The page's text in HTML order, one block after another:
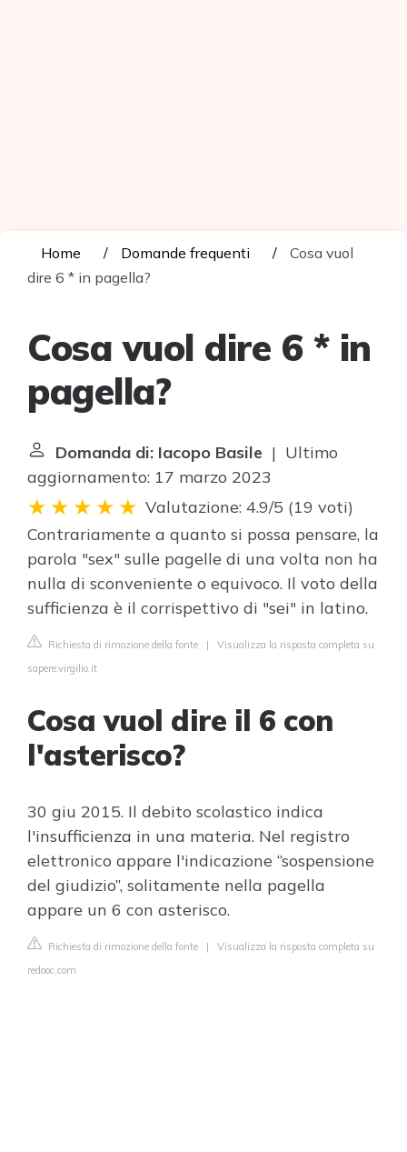
Home Domande frequenti
Cosa vuol
dire 6 * in pagella?
Cosa vuol dire 6 * in
pagella?
Domanda di: Iacopo Basile | Ultimo
aggiornamento: 17 marzo 2023
Valutazione: 4.9/5 (19 voti)
Contrariamente a quanto si possa pensare, la
parola "sex" sulle pagelle di una volta non ha
nulla di sconveniente o equivoco. Il voto della
sufficienza è il corrispettivo di "sei" in latino.
Richiesta di rimozione della fonte | Visualizza la risposta completa su
sapere.virgilio.it
Cosa vuol dire il 6 con
l'asterisco?
30 giu 2015. Il debito scolastico indica
l'insufficienza in una materia. Nel registro
elettronico appare l'indicazione “sospensione
del giudizio”, solitamente nella pagella
appare un 6 con asterisco.
Richiesta di rimozione della fonte | Visualizza la risposta completa su
redooc.com